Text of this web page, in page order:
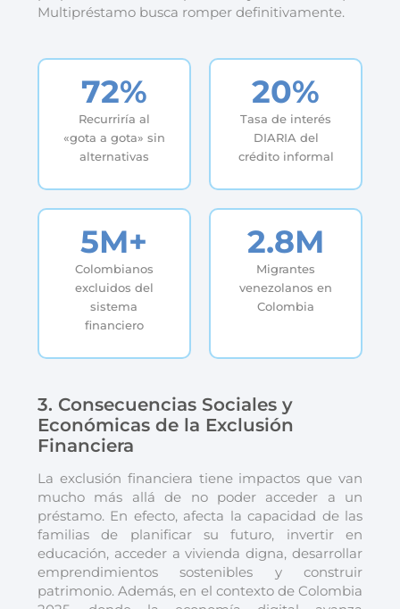
Multipréstamo busca romper definitivamente.
72%
Recurriría al
«gota a gota» sin
alternativas
20%
Tasa de interés
DIARIA del
crédito informal
5M+
Colombianos
excluidos del
sistema
financiero
2.8M
Migrantes
venezolanos en
Colombia
3. Consecuencias Sociales y
Económicas de la Exclusión
Financiera
La exclusión financiera tiene impactos que van
mucho más allá de no poder acceder a un
préstamo. En efecto, afecta la capacidad de las
familias de planificar su futuro, invertir en
educación, acceder a vivienda digna, desarrollar
emprendimientos sostenibles y construir
patrimonio. Además, en el contexto de Colombia